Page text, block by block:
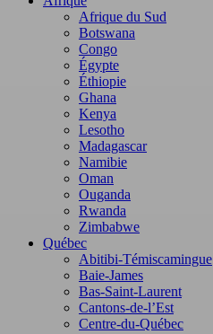
Afrique du Sud
Botswana
Congo
Égypte
Éthiopie
Ghana
Kenya
Lesotho
Madagascar
Namibie
Oman
Ouganda
Rwanda
Zimbabwe
Québec
Abitibi-Témiscamingue
Baie-James
Bas-Saint-Laurent
Cantons-de-l’Est
Centre-du-Québec